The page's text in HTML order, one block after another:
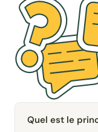
Quel est le